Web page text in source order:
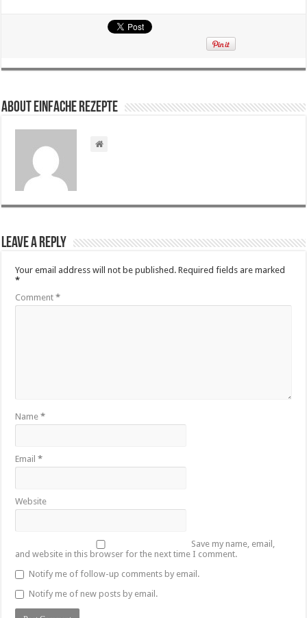
About Einfache Rezepte
Leave a Reply
Your email address will not be published. Required fields are marked
*
Comment*
Name*
Email*
Website
Save my name, email,
and website in this browser for the next time I comment.
Notify me of follow-up comments by email.
Notify me of new posts by email.